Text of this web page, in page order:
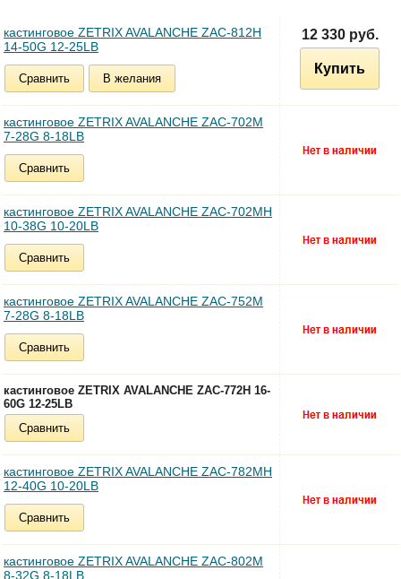
кастинговое ZETRIX AVALANCHE ZAC-812H
14-50G 12-25LB
Сравнить В желания
12 330 руб.
Купить
кастинговое ZETRIX AVALANCHE ZAC-702M
7-28G 8-18LB
Сравнить
кастинговое ZETRIX AVALANCHE ZAC-702MH
10-38G 10-20LB
Сравнить
кастинговое ZETRIX AVALANCHE ZAC-752M
7-28G 8-18LB
Сравнить
кастинговое ZETRIX AVALANCHE ZAC-772H 16-
60G 12-25LB
Сравнить
кастинговое ZETRIX AVALANCHE ZAC-782MH
12-40G 10-20LB
Сравнить
кастинговое ZETRIX AVALANCHE ZAC-802M
8-32G 8-18LB